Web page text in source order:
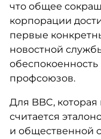
что общее
корпорации
первые
новостной
профсоюзов.
Для BBC,
считается
и общественной